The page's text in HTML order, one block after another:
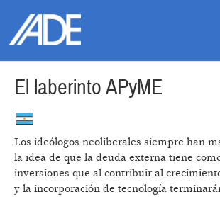
El laberinto APyME
Los ideólogos neoliberales siempre han
la idea de que la deuda externa tiene
inversiones que al contribuir al
y la incorporación de tecnología